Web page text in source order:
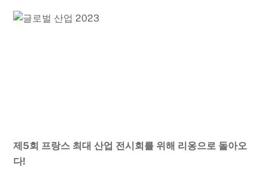
제5회 프랑스 최대 산업 전시회를 위해 리옹으로 돌아오
다!